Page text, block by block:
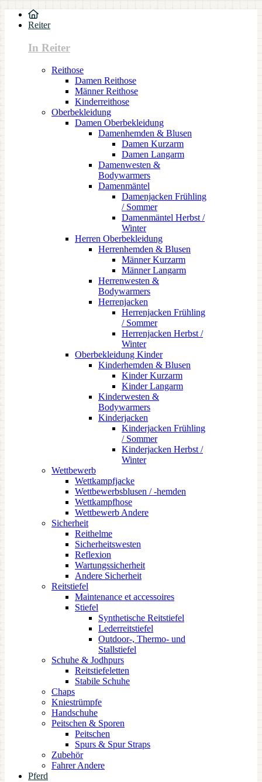
Reiter
In Reiter
Reithose
Damen Reithose
Männer Reithose
Kinderreithose
Oberbekleidung
Damen Oberbekleidung
Damenhemden & Blusen
Damen Kurzarm
Damen Langarm
Damenwesten &
Bodywarmers
Damenmäntel
Damenjacken Frühling
/ Sommer
Damenmäntel Herbst /
Winter
Herren Oberbekleidung
Herrenhemden & Blusen
Männer Kurzarm
Männer Langarm
Herrenwesten &
Bodywarmers
Herrenjacken
Herrenjacken Frühling
/ Sommer
Herrenjacken Herbst /
Winter
Oberbekleidung Kinder
Kinderhemden & Blusen
Kinder Kurzarm
Kinder Langarm
Kinderwesten &
Bodywarmers
Kinderjacken
Kinderjacken Frühling
/ Sommer
Kinderjacken Herbst /
Winter
Wettbewerb
Wettkampfjacke
Wettbewerbsblusen / -hemden
Wettkampfhose
Wettbewerb Andere
Sicherheit
Reithelme
Sicherheitswesten
Reflexion
Wartungssicherheit
Andere Sicherheit
Reitstiefel
Maintenance et accessoires
Stiefel
Synthetische Reitstiefel
Lederreitstiefel
Outdoor-, Thermo- und
Stallstiefel
Schuhe & Jodhpurs
Reitstiefeletten
Stabile Schuhe
Chaps
Kniestrümpfe
Handschuhe
Peitschen & Sporen
Peitschen
Spurs & Spur Straps
Zubehör
Fahrer Andere
Pferd